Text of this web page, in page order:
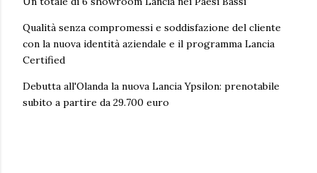
Qualità senza compromessi e soddisfazione del cliente
con la nuova identità aziendale e il programma Lancia
Certified
Debutta all'Olanda la nuova Lancia Ypsilon: prenotabile
subito a partire da 29.700 euro